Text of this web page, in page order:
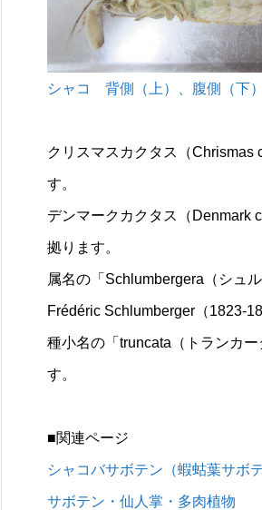
シャコ 背側（上）、腹側（下）
クリスマスカクタス（Chrismas
す。
デンマークカクタス（Denmark
拠ります。
属名の「Schlumbergera（シュ
Frédéric Sc​​hlumberger（1823-
種小名の「truncata（トランカ
す。
■関連ページ
シャコバサボテン（蝦蛄葉サボ
サボテン・仙人掌・多肉植物